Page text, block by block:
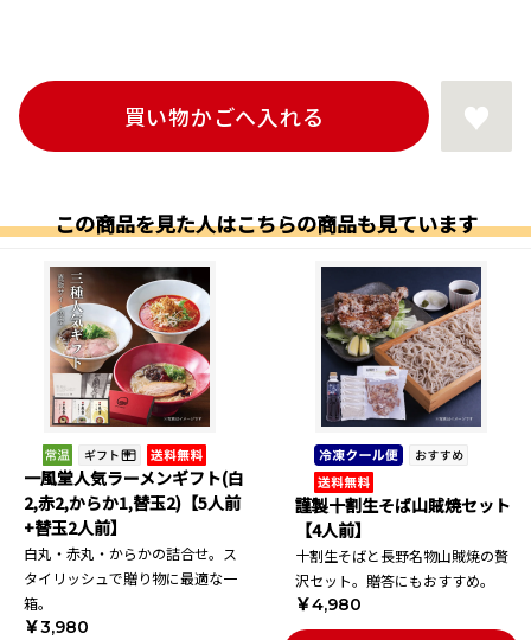
この商品を見た人はこちらの商品も見ています
一風堂人気ラーメンギフト(白
2,赤2,からか1,替玉2)【5人前
+替玉2人前】
白丸・赤丸・からかの詰合せ。ス
タイリッシュで贈り物に最適な一
箱。
￥3,980
謹製十割生そば山賊焼セット
【4人前】
十割生そばと長野名物山賊焼の贅
沢セット。贈答にもおすすめ。
￥4,980